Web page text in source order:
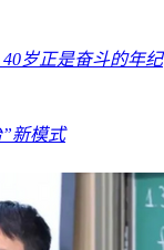
岁正是奋斗的年纪
新模式